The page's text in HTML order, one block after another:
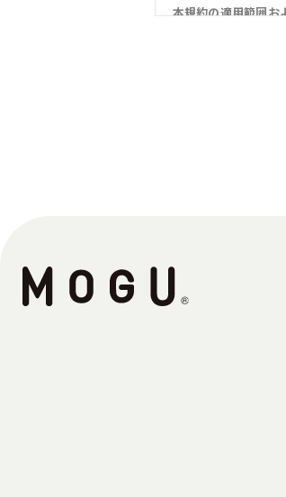
本規約の適用範囲お
2．当社は、法令の
社は、本サイト
1．利用者は、本規
2．利用者が未成年の
1．利用者は、本サ
3．当社は、利用登
・本規約に違反